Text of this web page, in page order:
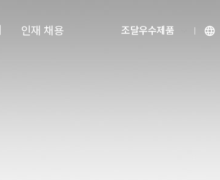
인재 채용 조달우수제품 language